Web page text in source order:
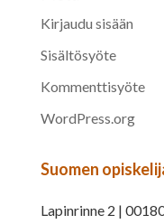
Kirjaudu sisään
Sisältösyöte
Kommenttisyöte
WordPress.org
Suomen
Lapinrinne 2 |